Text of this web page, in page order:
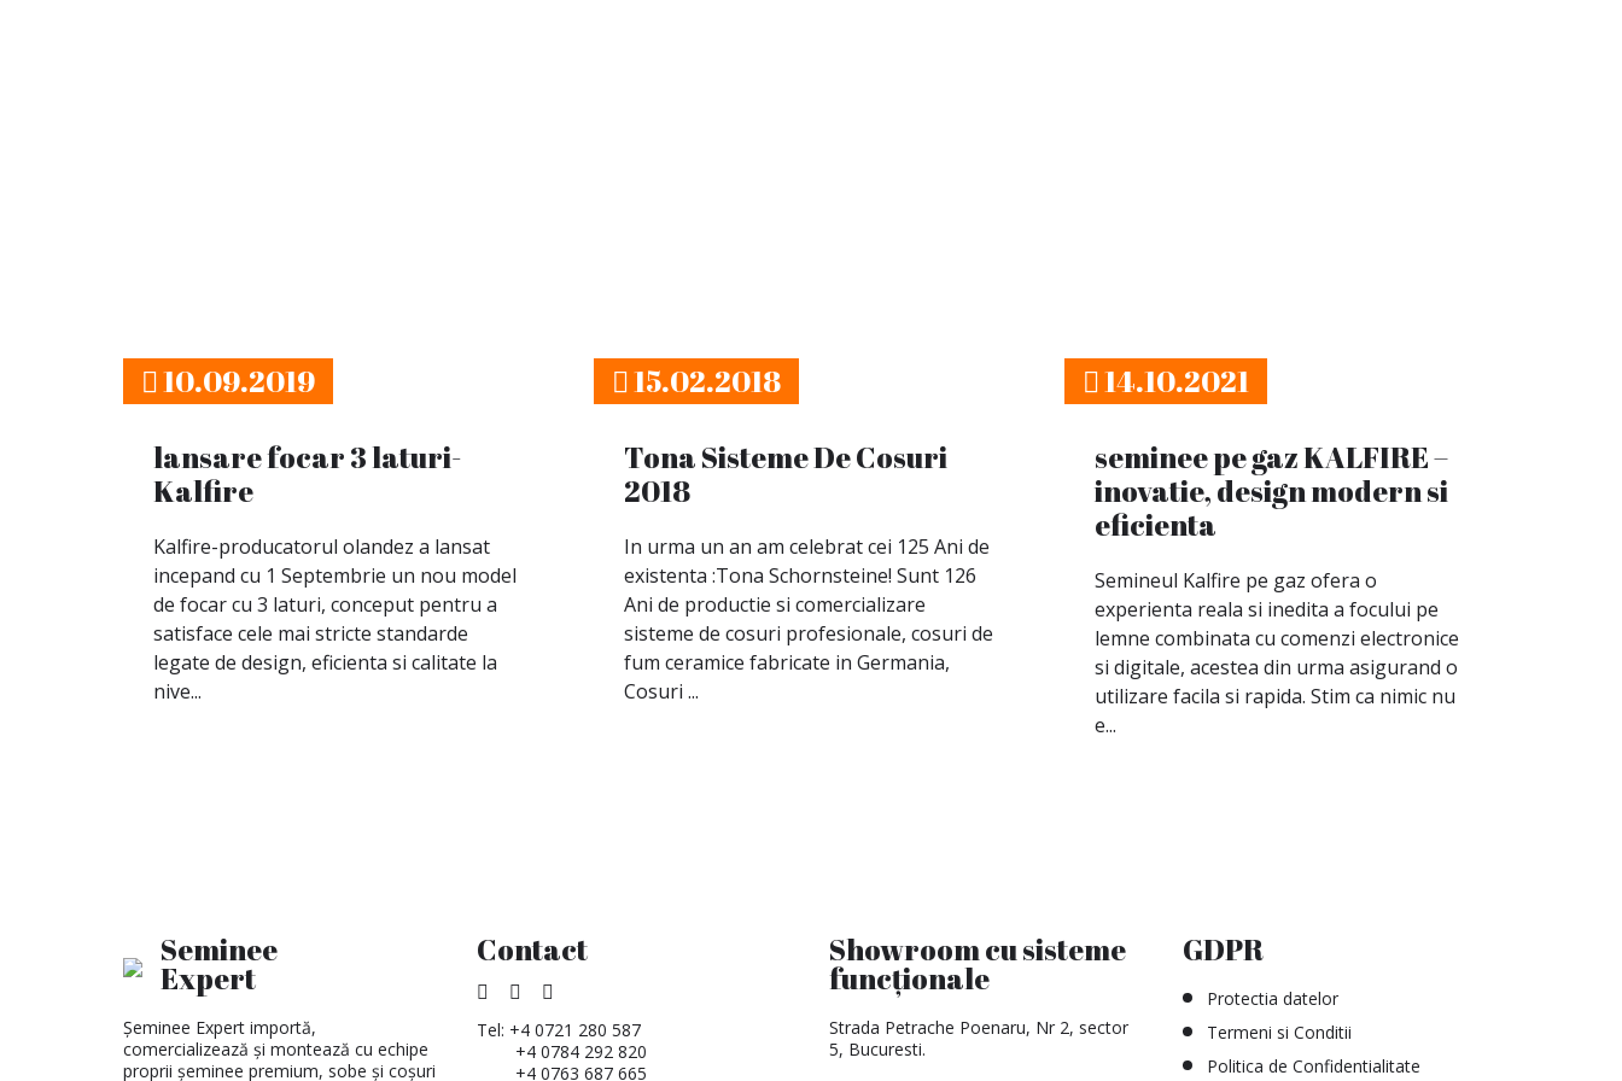
10.09.2019
lansare focar 3 laturi-
Kalfire
Kalfire-producatorul olandez a lansat
incepand cu 1 Septembrie un nou model
de focar cu 3 laturi, conceput pentru a
satisface cele mai stricte standarde
legate de design, eficienta si calitate la
nive...
15.02.2018
Tona Sisteme De Cosuri
2018
In urma un an am celebrat cei 125 Ani de
existenta :Tona Schornsteine! Sunt 126
Ani de productie si comercializare
sisteme de cosuri profesionale, cosuri de
fum ceramice fabricate in Germania,
Cosuri ...
14.10.2021
seminee pe gaz KALFIRE –
inovatie, design modern si
eficienta
Semineul Kalfire pe gaz ofera o
experienta reala si inedita a focului pe
lemne combinata cu comenzi electronice
si digitale, acestea din urma asigurand o
utilizare facila si rapida. Stim ca nimic nu
e...
Seminee
Expert
Șeminee Expert importă,
comercializează și montează cu echipe
proprii șeminee premium, sobe și coșuri
Contact
Tel: +4 0721 280 587
+4 0784 292 820
+4 0763 687 665
Showroom cu sisteme
funcționale
Strada Petrache Poenaru, Nr 2, sector
5, Bucuresti.
GDPR
Protectia datelor
Termeni si Conditii
Politica de Confidentialitate